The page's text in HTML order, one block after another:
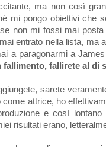
ma non così
mi pongo obiettivi che
non mi fossi mai
entrato nella lista, ma
a paragonarmi a
fallirete al di
sarete
attrice, ho
e così
risultati erano,